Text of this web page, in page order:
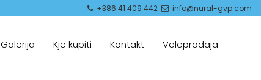
+386 41 409 442 info@nural-gvp.com
Galerija Kje kupiti Kontakt Veleprodaja